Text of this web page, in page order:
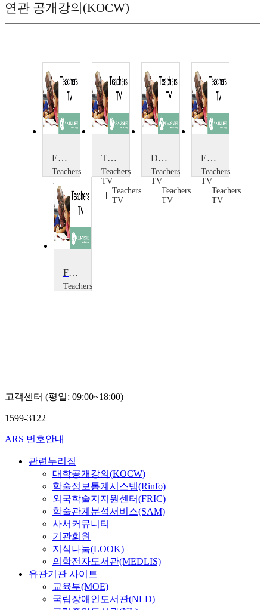
연관 공개강의(KOCW)
Early Sex Education
Teachers
TV
Teachers
TV
The Struggle for Education in Karamoja
Teachers
TV
Teachers
TV
Developments in 14-19: Institute of Education
Teachers
TV
Teachers
TV
Education Policy at the Party Conferences
Teachers
TV
Teachers
TV
Further Education: Work Experience
Teachers
고객센터 (평일: 09:00~18:00)
1599-3122
ARS 번호안내
관련누리집
대학공개강의(KOCW)
학술정보통계시스템(Rinfo)
외국학술지지원센터(FRIC)
학술관계분석서비스(SAM)
사서커뮤니티
기관회원
지식나눔(LOOK)
의학전자도서관(MEDLIS)
유관기관 사이트
교육부(MOE)
국립장애인도서관(NLD)